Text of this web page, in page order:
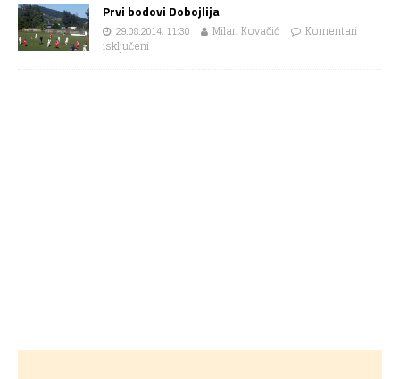
Prvi bodovi Dobojlija
29.08.2014. 11:30 Milan Kovačić
Komentari
isključeni